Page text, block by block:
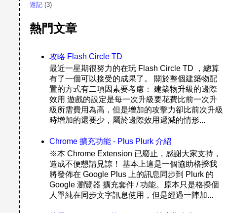
遊記 (3)
熱門文章
攻略 Flash Circle TD
最近一星期很努力的在玩 Flash Circle TD ，總算
有了一個可以接受的成果了。 關於整個建築物配
置的方式有二項因素要考慮： 建築物升級的邊際
效用 遊戲的設定是每一次升級要花費比前一次升
級所需費用為高，但是增加的攻擊力卻比前次升級
時增加的還要少，屬於邊際效用遞減的情形...
Chrome 擴充功能 - Plus Plurk 介紹
※本 Chrome Extension 已廢止，感謝大家支持，
造成不便懇請見諒！ 基本上這是一個協助格揆我
將發佈在 Google Plus 上的訊息同步到 Plurk 的
Google 瀏覽器 擴充套件 / 功能。原本只是格揆個
人單純在同步文字訊息使用，但是經過一陣加...